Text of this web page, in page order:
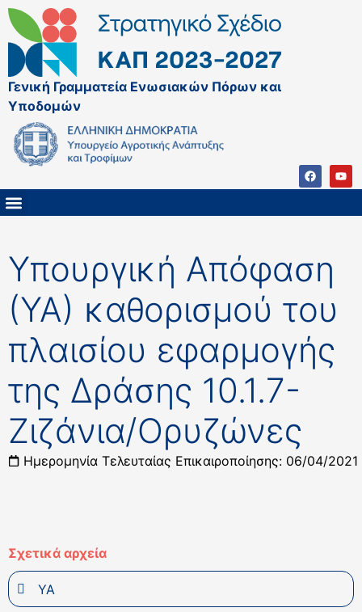
Γενική Γραμματεία Ενωσιακών Πόρων και
Υποδομών
Υπουργική Απόφαση
(ΥΑ) καθορισμού του
πλαισίου εφαρμογής
της Δράσης 10.1.7-
Ζιζάνια/Ορυζώνες
Ημερομηνία Τελευταίας Επικαιροποίησης: 06/04/2021
Σχετικά αρχεία
ΥΑ